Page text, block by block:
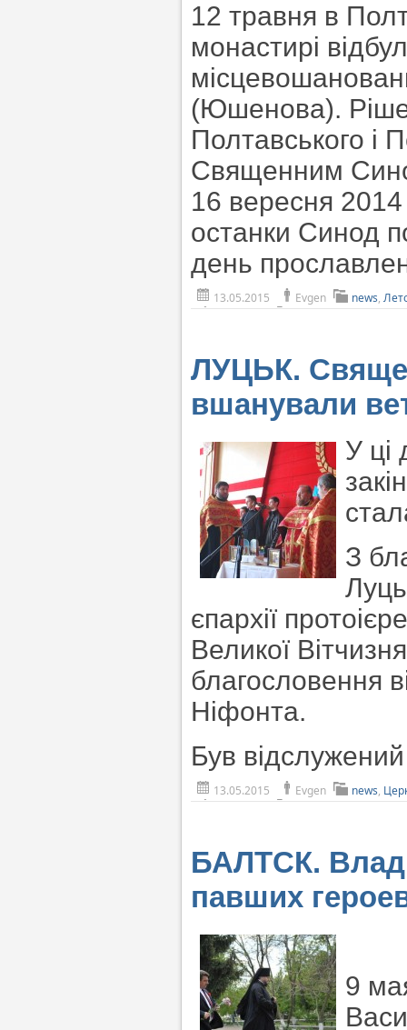
12 травня в
монастирі
(Юшенова).
Полтавського і
Священним
16 вересня
останки Синод
день
13.05.2015 Evgen news,
ЛУЦЬК.
вшанували
У ці
З
єпархії
Великої
благословення
Ніфонта.
Був
13.05.2015 Evgen news,
БАЛТСК.
павших
9